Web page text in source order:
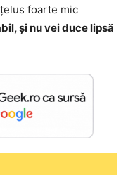
foarte mic
și nu vei duce lipsă